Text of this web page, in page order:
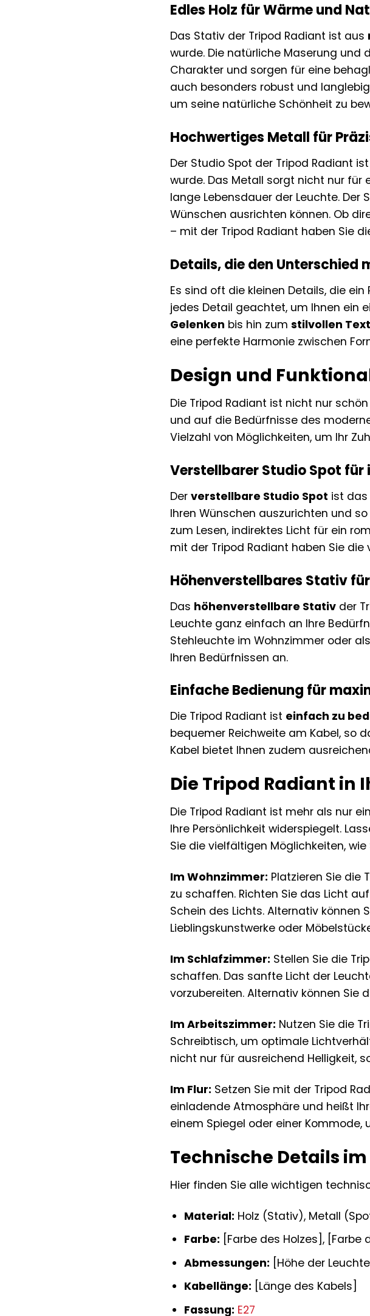
Edles Holz für Wärme und
Das Stativ der Tripod Radiant ist aus
wurde. Die natürliche Maserung und
Charakter und sorgen für eine
auch besonders robust und
um seine natürliche Schönheit zu
Hochwertiges Metall für
Der Studio Spot der Tripod Radiant
wurde. Das Metall sorgt nicht nur
lange Lebensdauer der Leuchte.
Wünschen ausrichten können. Ob
– mit der Tripod Radiant haben Sie
Details, die den Unterschied
Es sind oft die kleinen Details, die
jedes Detail geachtet, um Ihnen ein
Gelenken bis hin zumstilvollen
eine perfekte Harmonie zwischen
Design und
Die Tripod Radiant ist nicht nur
und auf die Bedürfnisse des
Vielzahl von Möglichkeiten, um Ihr
Verstellbarer Studio Spot
Derverstellbare Studio Spot ist das
Ihren Wünschen auszurichten und
zum Lesen, indirektes Licht für ein
mit der Tripod Radiant haben Sie die
Höhenverstellbares Stativ
Das höhenverstellbare Stativ der
Leuchte ganz einfach an Ihre
Stehleuchte im Wohnzimmer oder
Ihren Bedürfnissen an.
Einfache Bedienung für
Die Tripod Radiant ist einfach zu
bequemer Reichweite am Kabel, so
Kabel bietet Ihnen zudem
Die Tripod Radiant in
Die Tripod Radiant ist mehr als nur
Ihre Persönlichkeit widerspiegelt.
Sie die vielfältigen Möglichkeiten,
Im Wohnzimmer: Platzieren Sie die
zu schaffen. Richten Sie das Licht
Schein des Lichts. Alternativ können
Lieblingskunstwerke oder
Im Schlafzimmer: Stellen Sie die
schaffen. Das sanfte Licht der
vorzubereiten. Alternativ können Sie
Im Arbeitszimmer: Nutzen Sie die
Schreibtisch, um optimale
nicht nur für ausreichend Helligkeit,
Im Flur: Setzen Sie mit der Tripod
einladende Atmosphäre und heißt
einem Spiegel oder einer
Technische Details
Hier finden Sie alle wichtigen
Material: Holz (Stativ), Metall
Farbe: [Farbe des Holzes], [Farbe
Abmessungen: [Höhe der
Kabellänge: [Länge des Kabels]
Fassung: E27